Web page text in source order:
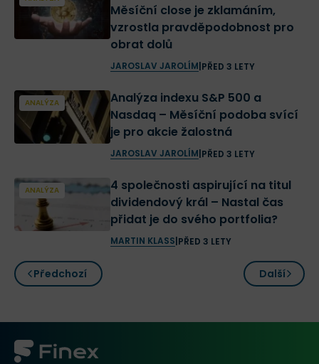
Měsíční close je zklamáním,
vzrostla pravděpodobnost pro
obrat dolů
JAROSLAV JAROLÍM PŘED 3 LETY
ANALÝZA
Analýza indexu S&P 500 a
Nasdaq – Měsíční podoba svící
je pro akcie žalostná
JAROSLAV JAROLÍM PŘED 3 LETY
ANALÝZA
4 společnosti aspirující na titul
dividendový král – Nastal čas
přidat je do svého portfolia?
MARTIN KLASS PŘED 3 LETY
Předchozí Další